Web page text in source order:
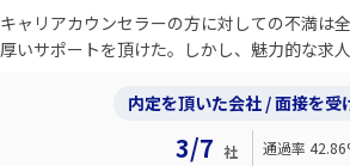
キャリアカウンセラーの方に対しての不満は
厚いサポートを頂けた。しかし、魅力的な求人
内定を頂いた会社 / 面接を受
3/7 社 通過率